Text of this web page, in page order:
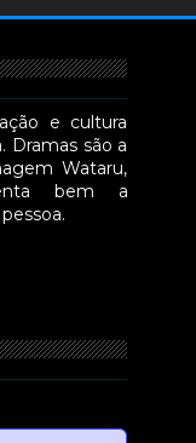
e cultura
Dramas são a
Wataru,
bem a